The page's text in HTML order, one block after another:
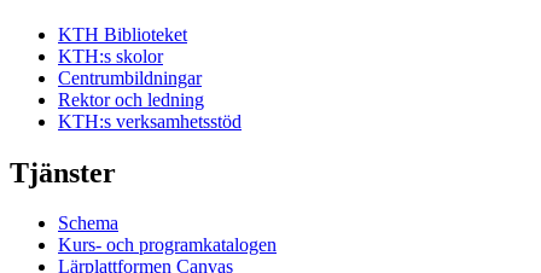
KTH Biblioteket
KTH:s skolor
Centrumbildningar
Rektor och ledning
KTH:s verksamhetsstöd
Tjänster
Schema
Kurs- och programkatalogen
Lärplattformen Canvas